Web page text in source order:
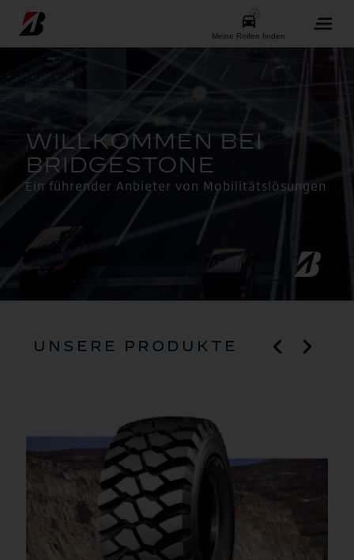
Ein führender Anbieter von Mobilitätslösungen
UNSERE PRODUKTE